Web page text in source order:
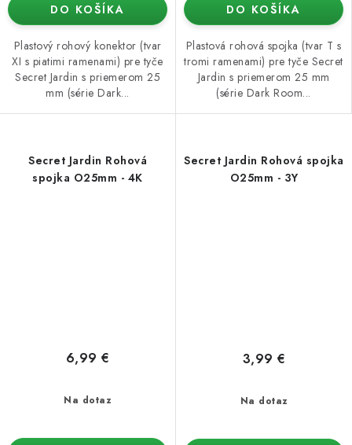
DO KOŠÍKA
Plastový rohový konektor (tvar
XI s piatimi ramenami) pre tyče
Secret Jardin s priemerom 25
mm (série Dark...
DO KOŠÍKA
Plastová rohová spojka (tvar T s
tromi ramenami) pre tyče Secret
Jardin s priemerom 25 mm
(série Dark Room...
Secret Jardin Rohová
spojka O25mm - 4K
Na dotaz
6,99 €
Secret Jardin Rohová spojka
O25mm - 3Y
Na dotaz
3,99 €